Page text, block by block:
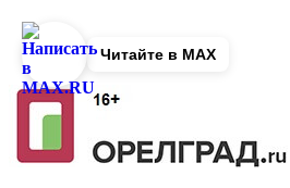
Читайте в MAX